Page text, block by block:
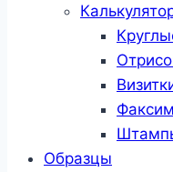
Образцы